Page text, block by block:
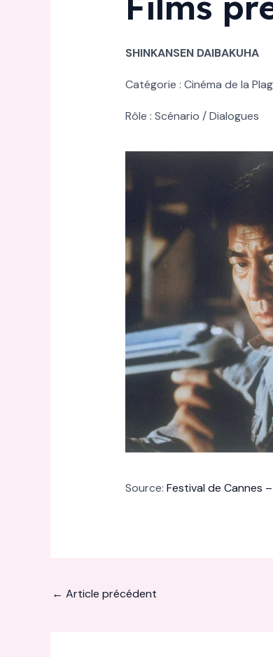
SHINKANSEN DAIBAKUHA
Catégorie : Cinéma de la
Rôle : Scénario / Dialogues
Source: Festival de Cannes
← Article précédent